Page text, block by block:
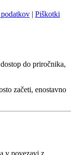
| Piškotki
do priročnika,
začeti, enostavno
v povezavi z